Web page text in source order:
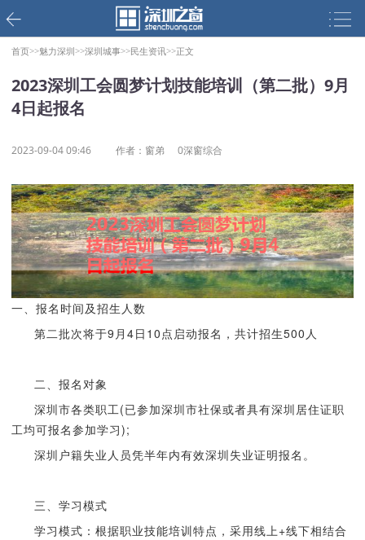
首页>>魅力深圳>>深圳城事>>民生资讯>>正文
2023深圳工会圆梦计划技能培训（第二批）9月
4日起报名
2023-09-04 09:46 作者：窗弟 0深窗综合
一、报名时间及招生人数
第二批次将于9月4日10点启动报名，共计招生500人
二、报名对象
深圳市各类职工(已参加深圳市社保或者具有深圳居住证职
工均可报名参加学习);
深圳户籍失业人员凭半年内有效深圳失业证明报名。
三、学习模式
学习模式：根据职业技能培训特点，采用线上+线下相结合